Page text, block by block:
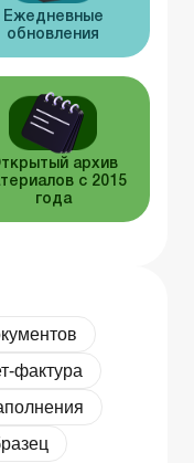
Ежедневные
обновления
архив
с 2015
года
фактура